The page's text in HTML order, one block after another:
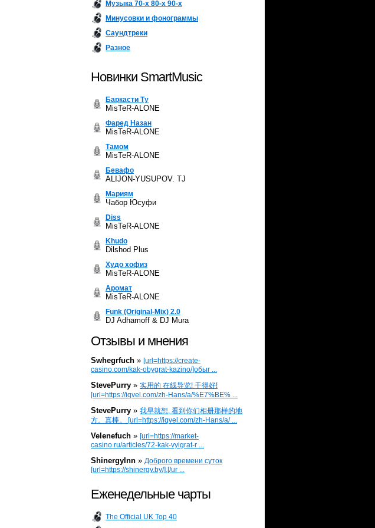
Музыка 70-х 80-х 90-х
Минусовки и фонограммы
Саундтреки
Разное
Новинки SmartMusic
Баркасти Ту
MisTeR-ALONE
Фаред Назан
MisTeR-ALONE
Тамом
MisTeR-ALONE
Бевафо
ALIJON-YUSUPOV. TJ
Мариям
Чабор Юсуфи
Diss
MisTeR-ALONE
Khudo
Dilshod Plus
Худо хофиз
MisTeR-ALONE
Аромат
MisTeR-ALONE
Funk (Original-Mix) 2.0
DJ Adhamoff & DJ Mura
Отзывы и мнения
Swhegrfuch » [url=https://create-
casino.com/kak-obygrat-kazino/]обыг ...
StevePurry » 实用的 在线导览! 干得好!
[url=https://iqvel.com/zh-Hans/a/%E7%BE% ...
StevePurry » 我早就想, 看到你们相册那样的地
方。真棒。 [url=https://iqvel.com/zh-Hans/a/ ...
Velenefuch » [url=https://market-
casino.ru/articles/72-kak-vyigrat-r ...
Shinergylnn » Доброго времени суток
[url=https://shinergy.by/].[/ur ...
Еженедельные чарты
The Official UK Top 40